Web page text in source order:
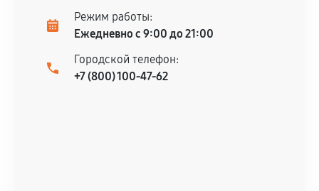
Режим работы:
Ежедневно с 9:00 до 21:00
Городской телефон:
+7 (800) 100-47-62